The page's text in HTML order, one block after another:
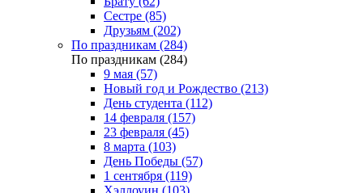
Сестре (85)
Друзьям (202)
По праздникам (284)
По праздникам (284)
9 мая (57)
Новый год и Рождество (213)
День студента (112)
14 февраля (157)
23 февраля (45)
8 марта (103)
День Победы (57)
1 сентября (119)
Хэллоуин (103)